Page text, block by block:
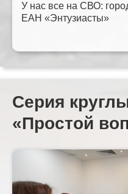
У нас все на СВО:
ЕАН «Энтузиасты»
Серия
«Простой